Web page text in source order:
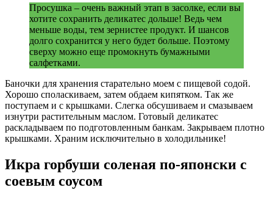
Просушка – очень важный этап в засолке, если вы
хотите сохранить деликатес дольше! Ведь чем
меньше воды, тем зернистее продукт. И шансов
долго сохранится у него будет больше. Поэтому
сверху можно еще промокнуть бумажными
салфетками.
Баночки для хранения старательно моем с пищевой содой.
Хорошо споласкиваем, затем обдаем кипятком. Так же
поступаем и с крышками. Слегка обсушиваем и смазываем
изнутри растительным маслом. Готовый деликатес
раскладываем по подготовленным банкам. Закрываем плотно
крышками. Храним исключительно в холодильнике!
Икра горбуши соленая по-японски с
соевым соусом